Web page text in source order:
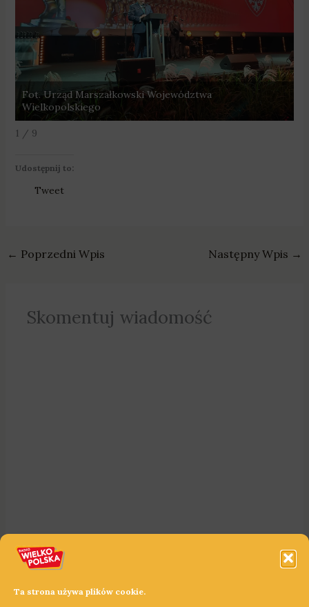
Ta strona używa plików cookie.
Fot. Urząd Marszałkowski Województwa
Wielkopolskiego
1 / 9
Udostępnij to:
Tweet
← Poprzedni Wpis Następny Wpis →
Skomentuj wiadomość